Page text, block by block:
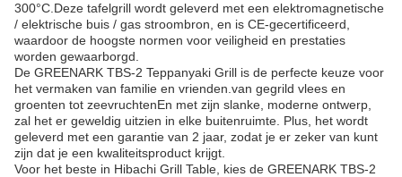
300°C.Deze tafelgrill wordt geleverd met een elektromagnetische
/ elektrische buis / gas stroombron, en is CE-gecertificeerd,
waardoor de hoogste normen voor veiligheid en prestaties
worden gewaarborgd.
De GREENARK TBS-2 Teppanyaki Grill is de perfecte keuze voor
het vermaken van familie en vrienden.van gegrild vlees en
groenten tot zeevruchtenEn met zijn slanke, moderne ontwerp,
zal het er geweldig uitzien in elke buitenruimte. Plus, het wordt
geleverd met een garantie van 2 jaar, zodat je er zeker van kunt
zijn dat je een kwaliteitsproduct krijgt.
Voor het beste in Hibachi Grill Table, kies de GREENARK TBS-2